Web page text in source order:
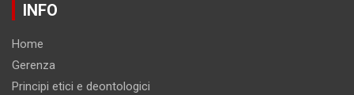
INFO
Home
Gerenza
Principi etici e deontologici